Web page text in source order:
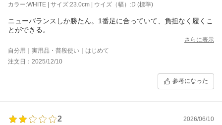
カラー:WHITE | サイズ:23.0cm | ウイズ（幅）:D (標準)
ニューバランスしか勝たん。1番足に合っていて、負担なく履くこ
とができる。
さらに表示
自分用｜実用品・普段使い｜はじめて
注文日：2025/12/10
参考になった
2
2026/06/10